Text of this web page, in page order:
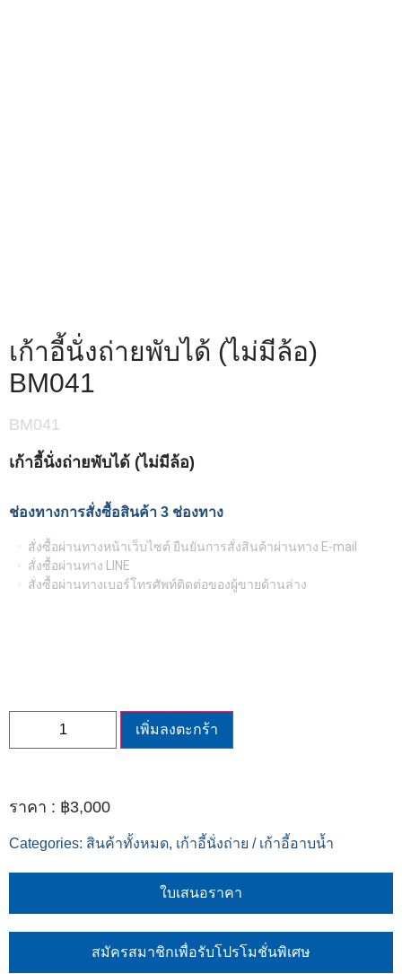
เก้าอี้นั่งถ่ายพับได้ (ไม่มีล้อ)
BM041
BM041
เก้าอี้นั่งถ่ายพับได้ (ไม่มีล้อ)
ช่องทางการสั่งซื้อสินค้า 3 ช่องทาง
สั่งซื้อผ่านทางหน้าเว็บไซต์ ยืนยันการสั่งสินค้าผ่านทาง E-mail
สั่งซื้อผ่านทาง LINE
สั่งซื้อผ่านทางเบอร์โทรศัพท์ติดต่อของผู้ขายด้านล่าง
เพิ่มลงตะกร้า
฿3,000
Categories: สินค้าทั้งหมด, เก้าอี้นั่งถ่าย / เก้าอี้อาบน้ำ
ใบเสนอราคา
สมัครสมาชิกเพื่อรับโปรโมชั่นพิเศษ